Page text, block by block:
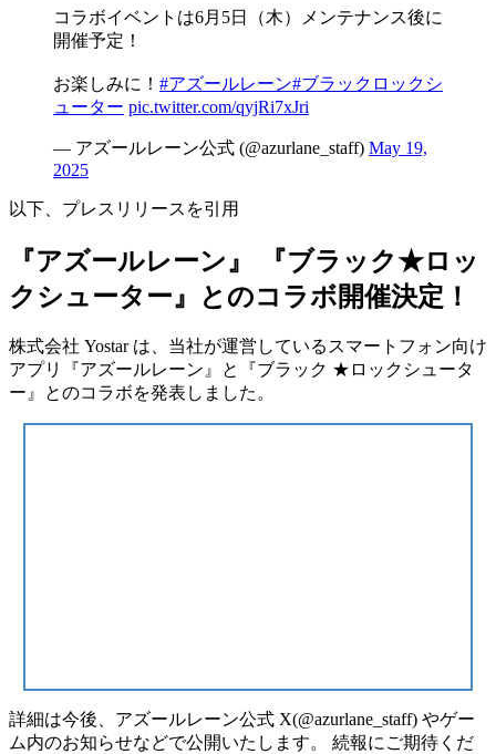
コラボイベントは6月5日（木）メンテナンス後に
開催予定！
お楽しみに！ #アズールレーン#ブラックロックシ
ューター pic.twitter.com/qyjRi7xJri
— アズールレーン公式 (@azurlane_staff) May 19,
2025
以下、プレスリリースを引用
『アズールレーン』 『ブラック★ロッ
クシューター』とのコラボ開催決定！
株式会社 Yostar は、当社が運営しているスマートフォン向け
アプリ『アズールレーン』と『ブラック ★ロックシュータ
ー』とのコラボを発表しました。
詳細は今後、アズールレーン公式 X(@azurlane_staff) やゲー
ム内のお知らせなどで公開いたします。 続報にご期待くだ